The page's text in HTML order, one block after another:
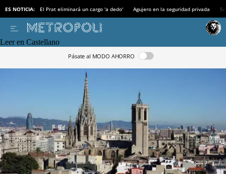
ES NOTICIA: El Prat eliminará un cargo 'a dedo' Agujero en la seguridad privada
Leer en Castellano
Pásate al MODO AHORRO